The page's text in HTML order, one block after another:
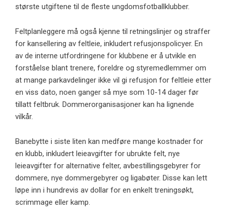
største utgiftene til de fleste ungdomsfotballklubber.
Feltplanleggere må også kjenne til retningslinjer og straffer
for kansellering av feltleie, inkludert refusjonspolicyer. En
av de interne utfordringene for klubbene er å utvikle en
forståelse blant trenere, foreldre og styremedlemmer om
at mange parkavdelinger ikke vil gi refusjon for feltleie etter
en viss dato, noen ganger så mye som 10-14 dager før
tillatt feltbruk. Dommerorganisasjoner kan ha lignende
vilkår.
Banebytte i siste liten kan medføre mange kostnader for
en klubb, inkludert leieavgifter for ubrukte felt, nye
leieavgifter for alternative felter, avbestillingsgebyrer for
dommere, nye dommergebyrer og ligabøter. Disse kan lett
løpe inn i hundrevis av dollar for en enkelt treningsøkt,
scrimmage eller kamp.